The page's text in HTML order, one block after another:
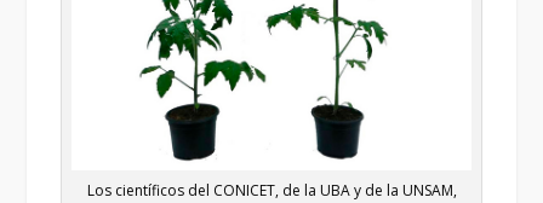
Los científicos del CONICET, de la UBA y de la UNSAM,